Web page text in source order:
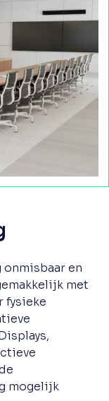
en
met
fysieke
mogelijk